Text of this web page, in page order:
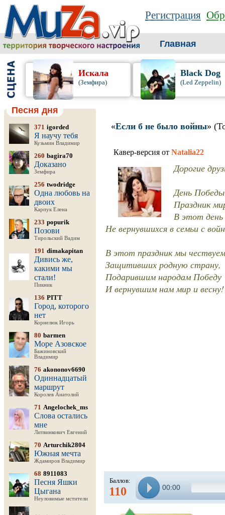
Регистрация
Главная
Искала
(Земфира)
Black Dog
(Led Zeppelin)
Песня дня
371 igorded
Я научу тебя
Кузьмин Владимир
260 bagira70
Доказано
Земфира
256 twodridge
Одна любовь на
двоих
Карпук Елена
233 popurik
Позови
Тирольский Вадим
191 dimakapitan
Дивись же,
какими мы
стали!
Пикник
136 PITT
Город, которого
нет
Корнелюк Игорь
80 barmen
Море Азовское
Бажиновский
Владимир
76 akononov6690
Одиннадцатый
маршрут
Королев Анатолий
71 Angelochek_ms
Слова остались
мне
Литвинкович Евгений
70 Arturchik2804
Южная мечта
Ждамиров Владимир
68 8911083
Песня Яшки
Цыгана
Неуловимые мстители
«Если б не было войны»
Кавер-версия от Natalia22
Дорогие
День
Праздник
В этот день
Не вернувшихся в семьи с
В этот праздник мы
Защитивших родную страну,
Подарившим народам Победу
И вернувшим нам мир и весну!
Баллов:
110 00:00